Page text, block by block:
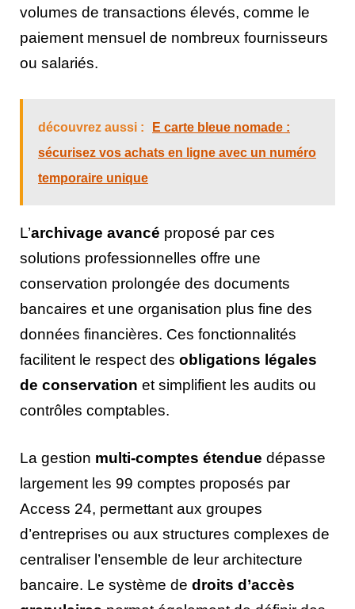
volumes de transactions élevés, comme le
paiement mensuel de nombreux fournisseurs
ou salariés.
découvrez aussi :
E carte bleue nomade :
sécurisez vos achats en ligne avec un numéro
temporaire unique
L’archivage avancé proposé par ces
solutions professionnelles offre une
conservation prolongée des documents
bancaires et une organisation plus fine des
données financières. Ces fonctionnalités
facilitent le respect des obligations légales
de conservation et simplifient les audits ou
contrôles comptables.
La gestion multi-comptes étendue dépasse
largement les 99 comptes proposés par
Access 24, permettant aux groupes
d’entreprises ou aux structures complexes de
centraliser l’ensemble de leur architecture
bancaire. Le système de droits d’accès